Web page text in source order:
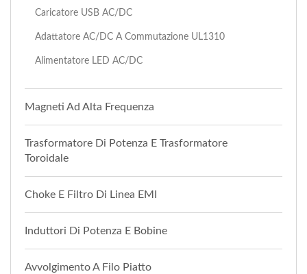
Caricatore USB AC/DC
Adattatore AC/DC A Commutazione UL1310
Alimentatore LED AC/DC
Magneti Ad Alta Frequenza
Trasformatore Di Potenza E Trasformatore
Toroidale
Choke E Filtro Di Linea EMI
Induttori Di Potenza E Bobine
Avvolgimento A Filo Piatto